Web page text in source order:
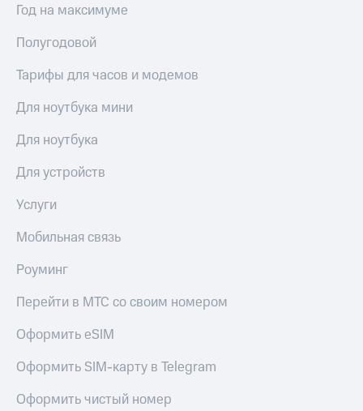
Год на максимуме
Полугодовой
Тарифы для часов и модемов
Для ноутбука мини
Для ноутбука
Для устройств
Услуги
Мобильная связь
Роуминг
Перейти в МТС со своим номером
Оформить eSIM
Оформить SIM-карту в Telegram
Оформить чистый номер